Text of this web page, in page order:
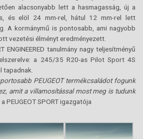
alacsonyabb lett a hasmagasság, új a
és elöl 24 mm-rel, hátul 12 mm-rel lett
A kormánymű is pontosabb, ami nagyobb
vezetési élményt eredményezett.
ENGINEERED tanulmány nagy teljesítményű
a 245/35 R20-as Pilot Sport 4S
tapadnak.
PEUGEOT termékcsaládot fogunk
amit a villamosítással most meg is tudunk
PEUGEOT SPORT igazgatója